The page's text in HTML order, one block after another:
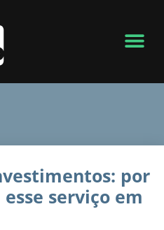
por
serviço em